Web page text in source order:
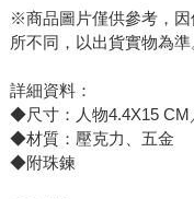
※商品圖片僅供參考，
所不同，以出貨實物為準
詳細資料：
◆尺寸：人物4.4X15 CM
◆材質：壓克力、五金
◆附珠鍊